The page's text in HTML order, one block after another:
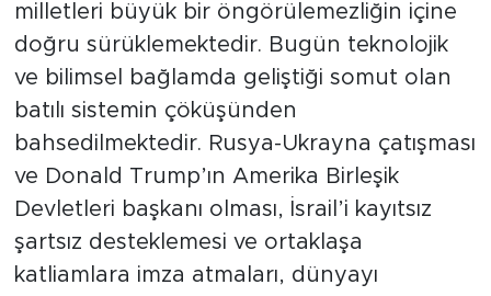
milletleri büyük bir öngörülemezliğin içine
doğru sürüklemektedir. Bugün teknolojik
ve bilimsel bağlamda geliştiği somut olan
batılı sistemin çöküşünden
bahsedilmektedir. Rusya-Ukrayna çatışması
ve Donald Trump’ın Amerika Birleşik
Devletleri başkanı olması, İsrail’i kayıtsız
şartsız desteklemesi ve ortaklaşa
katliamlara imza atmaları, dünyayı